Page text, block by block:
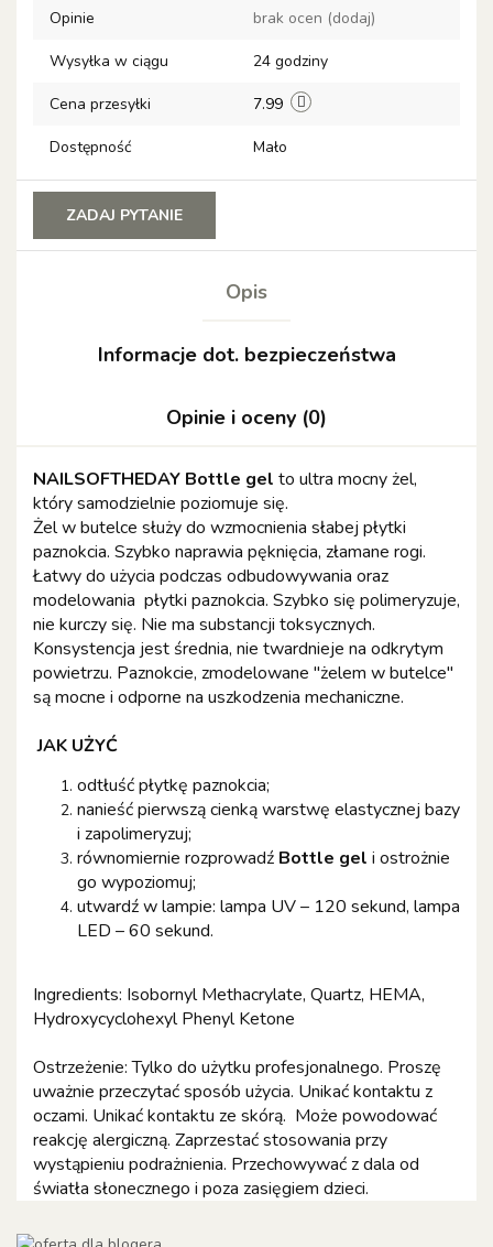
Opinie brak ocen (dodaj)
Wysyłka w ciągu 24 godziny
Cena przesyłki 7.99
Dostępność Mało
ZADAJ PYTANIE
Opis
Informacje dot. bezpieczeństwa
Opinie i oceny (0)
NAILSOFTHEDAY Bottle gel to ultra mocny żel,
który samodzielnie poziomuje się.
Żel w butelce służy do wzmocnienia słabej płytki
paznokcia. Szybko naprawia pęknięcia, złamane rogi.
Łatwy do użycia podczas odbudowywania oraz
modelowania płytki paznokcia. Szybko się polimeryzuje,
nie kurczy się. Nie ma substancji toksycznych.
Konsystencja jest średnia, nie twardnieje na odkrytym
powietrzu. Paznokcie, zmodelowane "żelem w butelce"
są mocne i odporne na uszkodzenia mechaniczne.
JAK UŻYĆ
odtłuść płytkę paznokcia;
nanieść pierwszą cienką warstwę elastycznej bazy
i zapolimeryzuj;
równomiernie rozprowadź Bottle gel i ostrożnie
go wypoziomuj;
utwardź w lampie: lampa UV – 120 sekund, lampa
LED – 60 sekund.
Ingredients: Isobornyl Methacrylate, Quartz, HEMA,
Hydroxycyclohexyl Phenyl Ketone
Ostrzeżenie: Tylko do użytku profesjonalnego. Proszę
uważnie przeczytać sposób użycia. Unikać kontaktu z
oczami. Unikać kontaktu ze skórą. Może powodować
reakcję alergiczną. Zaprzestać stosowania przy
wystąpieniu podrażnienia. Przechowywać z dala od
światła słonecznego i poza zasięgiem dzieci.